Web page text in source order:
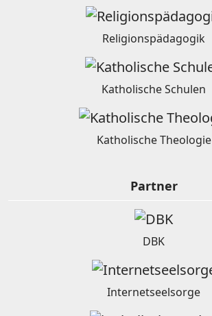
Religionspädagogik
Katholische Schulen
Katholische Theologie
Partner
DBK
Internetseelsorge